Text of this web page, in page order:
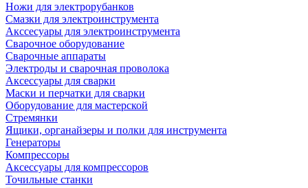
Ножи для электрорубанков
Смазки для электроинструмента
Акссесуары для электроинструмента
Сварочное оборудование
Сварочные аппараты
Электроды и сварочная проволока
Аксессуары для сварки
Маски и перчатки для сварки
Оборудование для мастерской
Стремянки
Ящики, органайзеры и полки для инструмента
Генераторы
Компрессоры
Аксессуары для компрессоров
Точильные станки